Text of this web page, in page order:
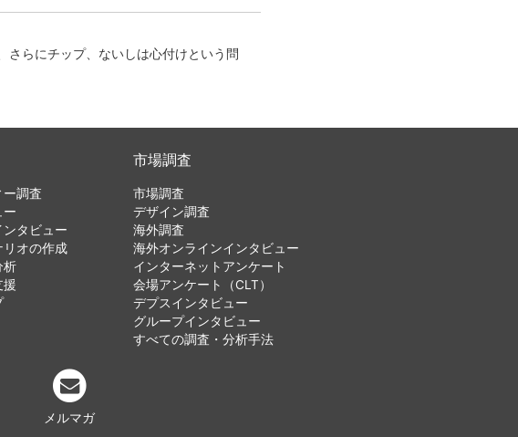
さらにチップ、ないしは心付けという問
ー調査
ー
ンタビュー
リオの作成
析
援
市場調査
市場調査
デザイン調査
海外調査
海外オンラインインタビュー
インターネットアンケート
会場アンケート（CLT）
デプスインタビュー
グループインタビュー
すべての調査・分析手法
メルマガ